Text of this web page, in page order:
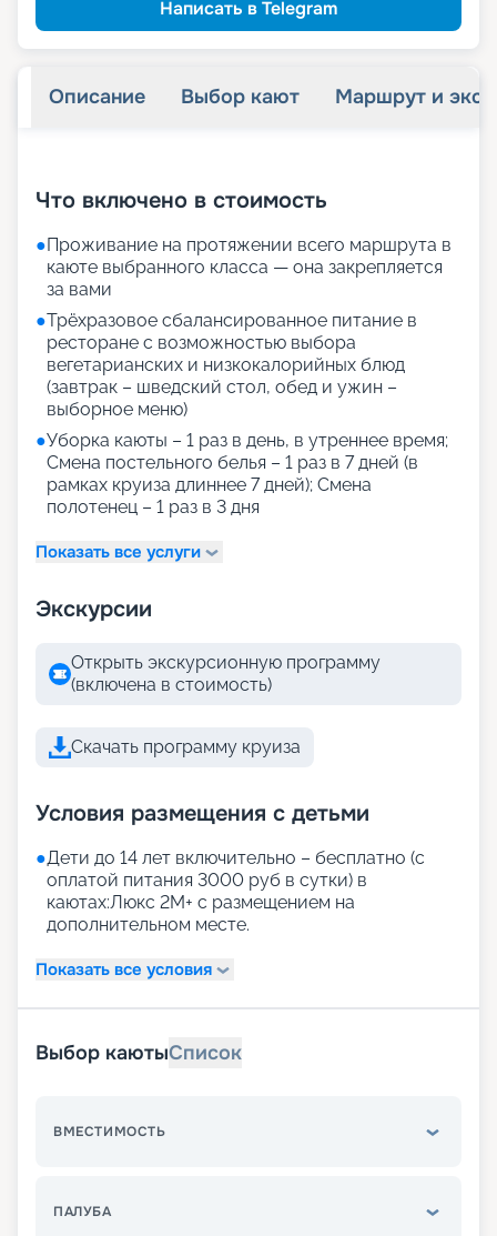
Написать в Telegram
Описание Выбор кают Маршрут и
Что включено в стоимость
●Проживание на протяжении всего маршрута в
каюте выбранного класса — она закрепляется
за вами
●Трёхразовое сбалансированное питание в
ресторане с возможностью выбора
вегетарианских и низкокалорийных блюд
(завтрак – шведский стол, обед и ужин –
выборное меню)
●Уборка каюты – 1 раз в день, в утреннее время;
Смена постельного белья – 1 раз в 7 дней (в
рамках круиза длиннее 7 дней); Смена
полотенец – 1 раз в 3 дня
Показать все услуги
Экскурсии
Открыть экскурсионную программу
(включена в стоимость)
Скачать программу круиза
Условия размещения с детьми
●Дети до 14 лет включительно – бесплатно (с
оплатой питания 3000 руб в сутки) в
каютах:Люкс 2М+ с размещением на
дополнительном месте.
Показать все условия
Выбор каютыСписок
ВМЕСТИМОСТЬ
ПАЛУБА